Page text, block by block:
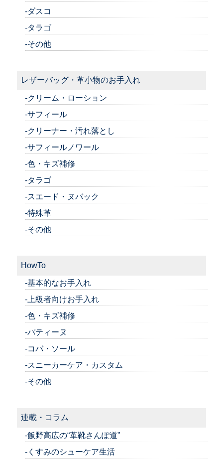
-ダスコ
-タラゴ
-その他
レザーバッグ・革小物のお手入れ
-クリーム・ローション
-サフィール
-クリーナー・汚れ落とし
-サフィールノワール
-色・キズ補修
-タラゴ
-スエード・ヌバック
-特殊革
-その他
HowTo
-基本的なお手入れ
-上級者向けお手入れ
-色・キズ補修
-パティーヌ
-コバ・ソール
-スニーカーケア・カスタム
-その他
連載・コラム
-飯野高広の“革靴さんぽ道”
-くすみのシューケア生活